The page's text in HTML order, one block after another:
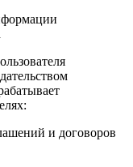
и договоров